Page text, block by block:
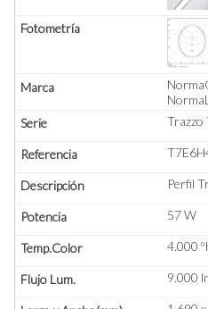
Trazzo
Perfil
57 W
4.000
9.000